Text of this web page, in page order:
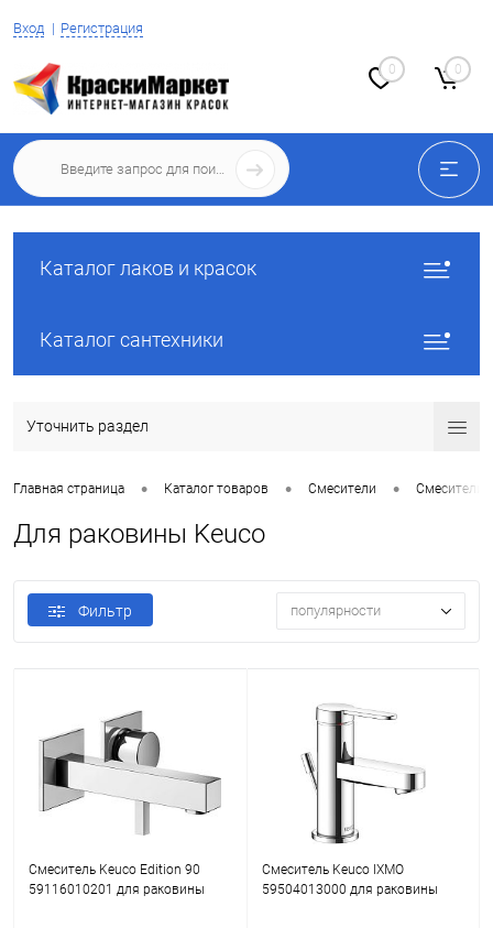
Вход Регистрация
0 0
Каталог лаков и красок
Каталог сантехники
Уточнить раздел
Главная страница • Каталог товаров • Смесители • Смесители
Для раковины Keuco
Фильтр популярности
Смеситель Keuco Edition 90
59116010201 для раковины
Смеситель Keuco IXMO
59504013000 для раковины